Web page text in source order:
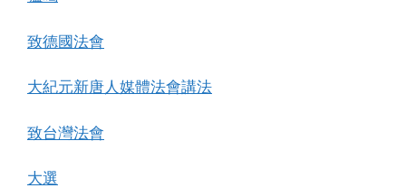
致德國法會
大紀元新唐人媒體法會講法
致台灣法會
大選